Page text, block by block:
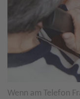
Wenn am Telefon